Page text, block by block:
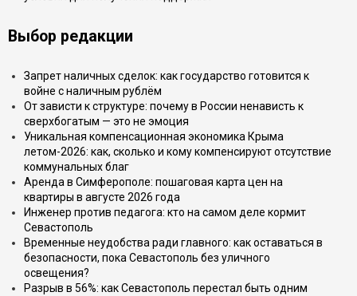
Выбор редакции
Запрет наличных сделок: как государство готовится к
войне с наличным рублём
От зависти к структуре: почему в России ненависть к
сверхбогатым — это не эмоция
Уникальная компенсационная экономика Крыма
летом-2026: как, сколько и кому компенсируют отсутствие
коммунальных благ
Аренда в Симферополе: пошаговая карта цен на
квартиры в августе 2026 года
Инженер против педагога: кто на самом деле кормит
Севастополь
Временные неудобства ради главного: как оставаться в
безопасности, пока Севастополь без уличного
освещения?
Разрыв в 56%: как Севастополь перестал быть одним